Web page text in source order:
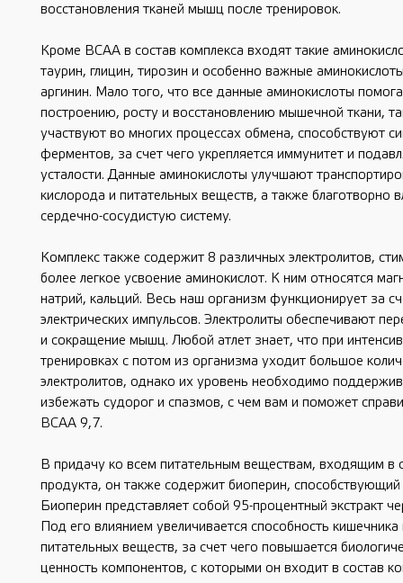
восстановления тканей мышц после тренировок.
Кроме ВСАА в состав комплекса входят такие
таурин, глицин, тирозин и особенно важные
аргинин. Мало того, что все данные аминокислоты
построению, росту и восстановлению мышечной ткани,
участвуют во многих процессах обмена, способствуют
ферментов, за счет чего укрепляется иммунитет и
усталости. Данные аминокислоты улучшают
кислорода и питательных веществ, а также благотворно
сердечно-сосудистую систему.
Комплекс также содержит 8 различных электролитов,
более легкое усвоение аминокислот. К ним относятся
натрий, кальций. Весь наш организм функционирует за
электрических импульсов. Электролиты обеспечивают
и сокращение мышц. Любой атлет знает, что при
тренировках с потом из организма уходит большое
электролитов, однако их уровень необходимо
избежать судорог и спазмов, с чем вам и поможет
BCAA 9,7.
В придачу ко всем питательным веществам, входящим в
продукта, он также содержит биоперин,
Биоперин представляет собой 95-процентный экстракт
Под его влиянием увеличивается способность
питательных веществ, за счет чего повышается
ценность компонентов, с которыми он входит в состав